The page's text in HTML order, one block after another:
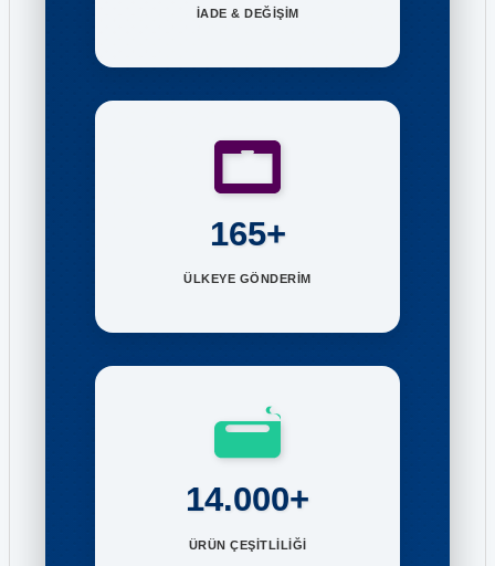
İADE & DEĞİŞİM
165+
ÜLKEYE GÖNDERİM
14.000+
ÜRÜN ÇEŞİTLİLİĞİ